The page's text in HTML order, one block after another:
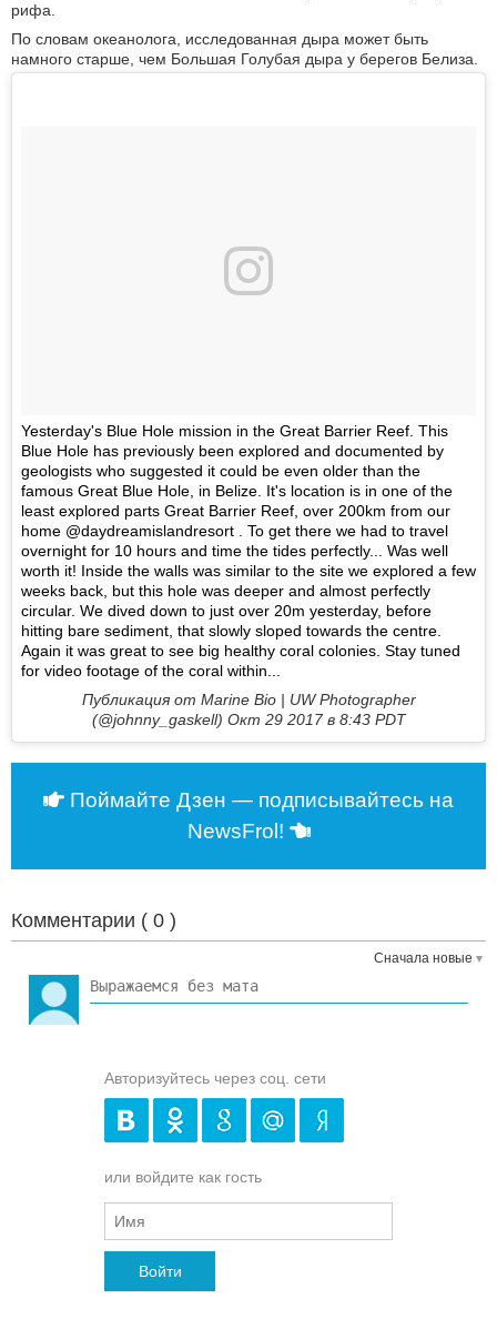
рифа.
По словам океанолога, исследованная дыра может быть
намного старше, чем Большая Голубая дыра у берегов Белиза.
Yesterday's Blue Hole mission in the Great Barrier Reef. This
Blue Hole has previously been explored and documented by
geologists who suggested it could be even older than the
famous Great Blue Hole, in Belize. It's location is in one of the
least explored parts Great Barrier Reef, over 200km from our
home @daydreamislandresort . To get there we had to travel
overnight for 10 hours and time the tides perfectly... Was well
worth it! Inside the walls was similar to the site we explored a few
weeks back, but this hole was deeper and almost perfectly
circular. We dived down to just over 20m yesterday, before
hitting bare sediment, that slowly sloped towards the centre.
Again it was great to see big healthy coral colonies. Stay tuned
for video footage of the coral within...
Публикация от Marine Bio | UW Photographer
(@johnny_gaskell) Окт 29 2017 в 8:43 PDT
Поймайте Дзен — подписывайтесь на
NewsFrol!
Комментарии ( 0 )
Сначала новые
Авторизуйтесь через соц. сети
или войдите как гость
Войти